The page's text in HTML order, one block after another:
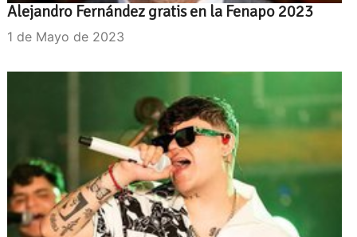
Alejandro Fernández gratis en la Fenapo 2023
1 de Mayo de 2023